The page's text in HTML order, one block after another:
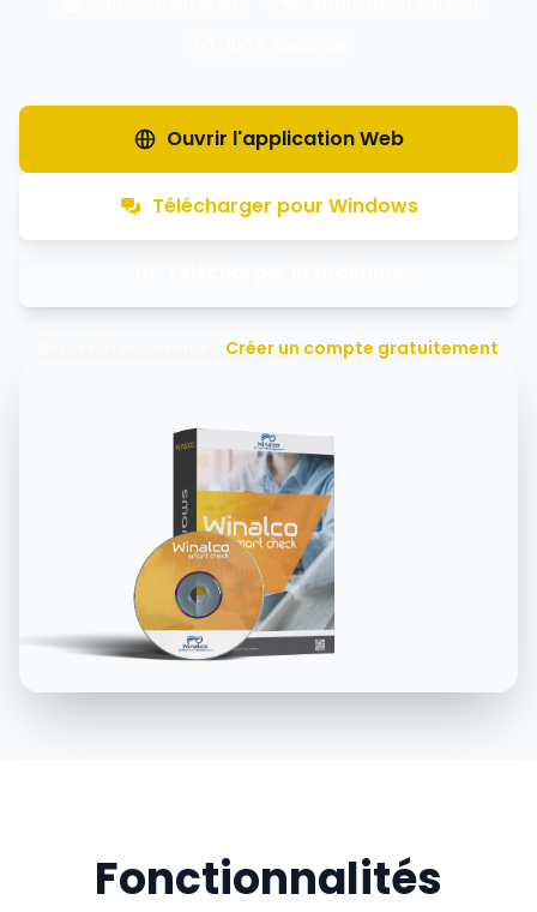
Ouvrir l'application Web
Télécharger pour Windows
Créer un compte gratuitement
Fonctionnalités